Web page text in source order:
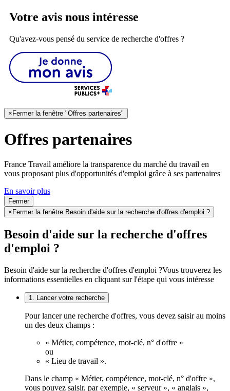
Votre avis nous intéresse
Qu'avez-vous pensé du service de recherche d'offres ?
× Fermer la fenêtre "Offres partenaires"
Offres partenaires
France Travail améliore la transparence du marché du travail en
vous proposant plus d'opportunités d'emploi grâce à ses partenaires
En savoir plus
Fermer
× Fermer la fenêtre Besoin d'aide sur la recherche d'offres d'emploi ?
Besoin d'aide sur la recherche d'offres
d'emploi ?
Besoin d'aide sur la recherche d'offres d'emploi ?Vous trouverez les
informations essentielles en cliquant sur l'étape qui vous intéresse
1. Lancer votre recherche
Pour lancer une recherche d'offres, vous devez saisir au moins
un des deux champs :
« Métier, compétence, mot-clé, n° d'offre »
ou
« Lieu de travail ».
Dans le champ « Métier, compétence, mot-clé, n° d'offre »,
vous pouvez saisir, par exemple, « serveur », « anglais »,